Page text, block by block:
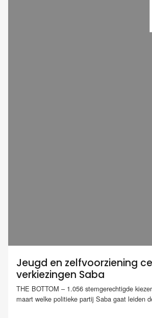
Jeugd en zelfvoorziening
verkiezingen Saba
THE BOTTOM – 1.056 stemgerechtigde
maart welke politieke partij Saba gaat leiden